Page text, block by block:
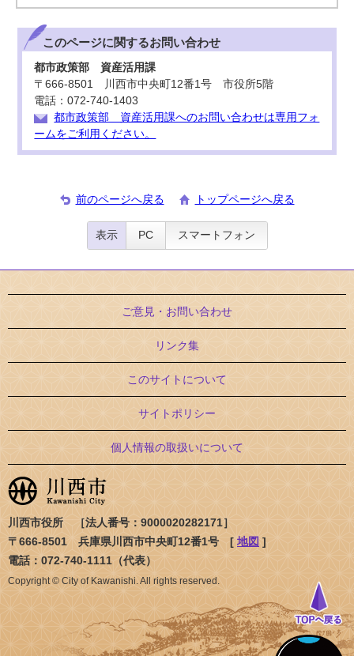
このページに関するお問い合わせ
都市政策部 資産活用課
〒666-8501 川西市中央町12番1号 市役所5階
電話：072-740-1403
都市政策部 資産活用課へのお問い合わせは専用フォ
ームをご利用ください。
前のページへ戻る トップページへ戻る
表示 PC スマートフォン
ご意見・お問い合わせ
リンク集
このサイトについて
サイトポリシー
個人情報の取扱いについて
川西市役所 ［法人番号：9000020282171］
〒666-8501 兵庫県川西市中央町12番1号 [ 地図 ]
電話：072-740-1111（代表）
Copyright © City of Kawanishi. All rights reserved.